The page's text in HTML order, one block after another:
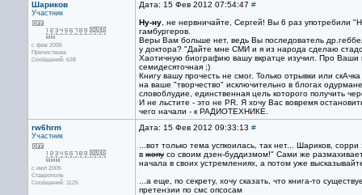
Шариков
Участник
с фев 2006
Пречистенка
Сообщений: 628
Дата: 15 Фев 2012 07:54:47 #
Ну-ну , не нервничайте, Сергей! Вы 6 раз употребили
гамбургеров.
Веры Вам больше нет, ведь Вы последователь
у доктора? "Дайте мне СМИ и я из народа сделаю
Хаотичную биографию вашу вкратце изучил. Про Ваши
семидесяточная ;)
Книгу вашу прочесть не смог. Только отрывки или
на ваше "творчество" исключительно в блогах
словоблудие, единственная цель которого получить
И не льстите - это не PR. Я хочу Вас вовремя
чего начали - к РАДИОТЕХНИКЕ.
rw6hrm
Участник
с июл 2005
Ставрополь
Сообщений: 1125
Дата: 15 Фев 2012 09:33:13 #
...вот только тема успкоилась, так нет... Шариков,
в жопу со своим дзен-буддизмом!" Сами же
начала в своих устремлениях, а потом уже
...а еще, по секрету, хочу сказать, что книга-то
претензии по смс опсосам